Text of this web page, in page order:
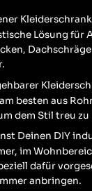
Lösung für
besten aus
dem Stil treu zu
Deinen DIY
im
dafür
anbringen.